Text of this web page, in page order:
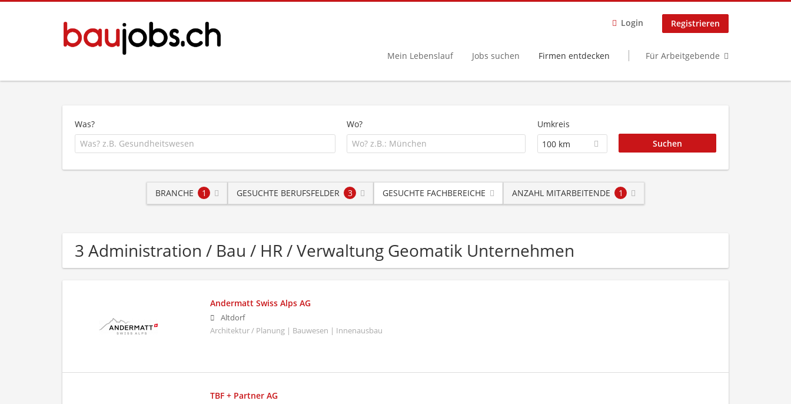
Login Registrieren
Mein Lebenslauf Jobs suchen Firmen entdecken Für Arbeitgebende
Was? Wo?
Umkreis
100 km
BRANCHE 1 GESUCHTE BERUFSFELDER 3 GESUCHTE FACHBEREICHE ANZAHL MITARBEITENDE 1
3 Administration / Bau / HR / Verwaltung Geomatik Unternehmen
Andermatt Swiss Alps AG
Altdorf
Architektur / Planung | Bauwesen | Innenausbau
TBF + Partner AG